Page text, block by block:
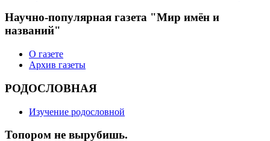
Научно-популярная газета "Мир имён и
названий"
О газете
Архив газеты
РОДОСЛОВНАЯ
Изучение родословной
Топором не вырубишь.